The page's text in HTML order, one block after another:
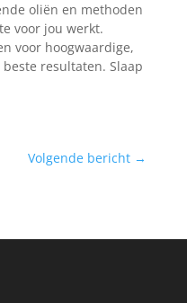
oliën en methoden
voor jou werkt.
voor hoogwaardige,
resultaten. Slaap
Volgende bericht →